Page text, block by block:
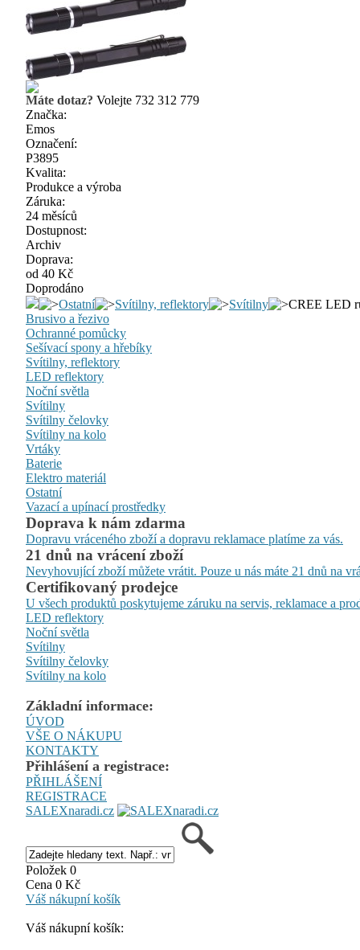
Máte dotaz? Volejte 732 312 779
Značka:
Emos
Označení:
P3895
Kvalita:
Produkce a výroba
Záruka:
24 měsíců
Dostupnost:
Archiv
Doprava:
od 40 Kč
Doprodáno
Ostatní
Svítilny, reflektory Svítilny
CREE LED
Brusivo a řezivo
Ochranné pomůcky
Sešívací spony a hřebíky
Svítilny, reflektory
LED reflektory
Noční světla
Svítilny
Svítilny čelovky
Svítilny na kolo
Vrtáky
Baterie
Elektro materiál
Ostatní
Vazací a upínací prostředky
Doprava k nám zdarma
Dopravu vráceného zboží a dopravu reklamace platíme za vás.
21 dnů na vrácení zboží
Nevyhovující zboží můžete vrátit. Pouze u nás máte 21 dnů na
Certifikovaný prodejce
U všech produktů poskytujeme záruku na servis, reklamace a
LED reflektory
Noční světla
Svítilny
Svítilny čelovky
Svítilny na kolo
Základní informace:
ÚVOD
VŠE O NÁKUPU
KONTAKTY
Přihlášení a registrace:
PŘIHLÁŠENÍ
REGISTRACE
SALEXnaradi.cz
Položek 0
Cena 0 Kč
Váš nákupní košík
Váš nákupní košík: